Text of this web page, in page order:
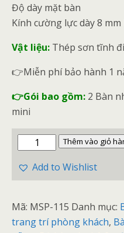
Độ dày mặt bàn
Kính cường lực dày 8 mm
Vật liệu: Thép sơn tĩnh
👉Miễn phí bảo hành 1
👉Gói bao gồm: 2 Bàn
mini
Thêm vào giỏ
Add to Wishlist
Mã: MSP-115 Danh mục:
trang trí phòng khách,